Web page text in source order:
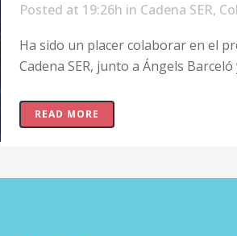
Posted at 19:26h in Cadena SER,
Ha sido un placer colaborar en el
Cadena SER, junto a Ángels
READ MORE